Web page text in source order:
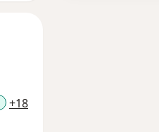
+18a11y_sr_more_diseases